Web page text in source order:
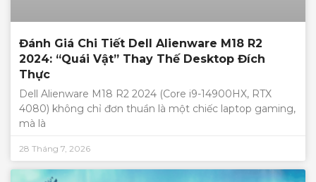
Đánh Giá Chi Tiết Dell Alienware M18 R2
2024: “Quái Vật” Thay Thế Desktop Đích
Thực
Dell Alienware M18 R2 2024 (Core i9-14900HX, RTX
4080) không chỉ đơn thuần là một chiếc laptop gaming,
mà là
28 Tháng 7, 2026